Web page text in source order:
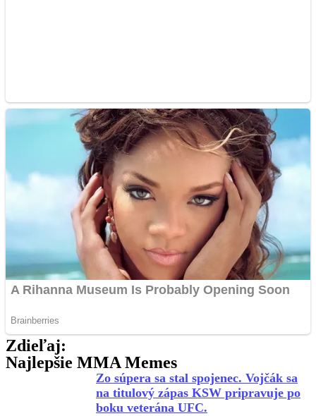
Zdieľaj:
Najlepšie MMA Memes
Zo súpera sa stal spojenec. Vojčák sa
na titulový zápas KSW pripravuje po
boku veterána UFC.